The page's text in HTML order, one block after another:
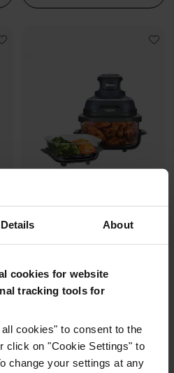
Details About
cookies for website
tracking tools for
cookies" to consent to the
click on "Cookie Settings" to
change your settings at any
Air Fryer modulaire en verre Ninja
CRISPi
4.3
2 cuves en verre (1.4L + 3.8L)
+2 couvercles
4 modes de cuisson